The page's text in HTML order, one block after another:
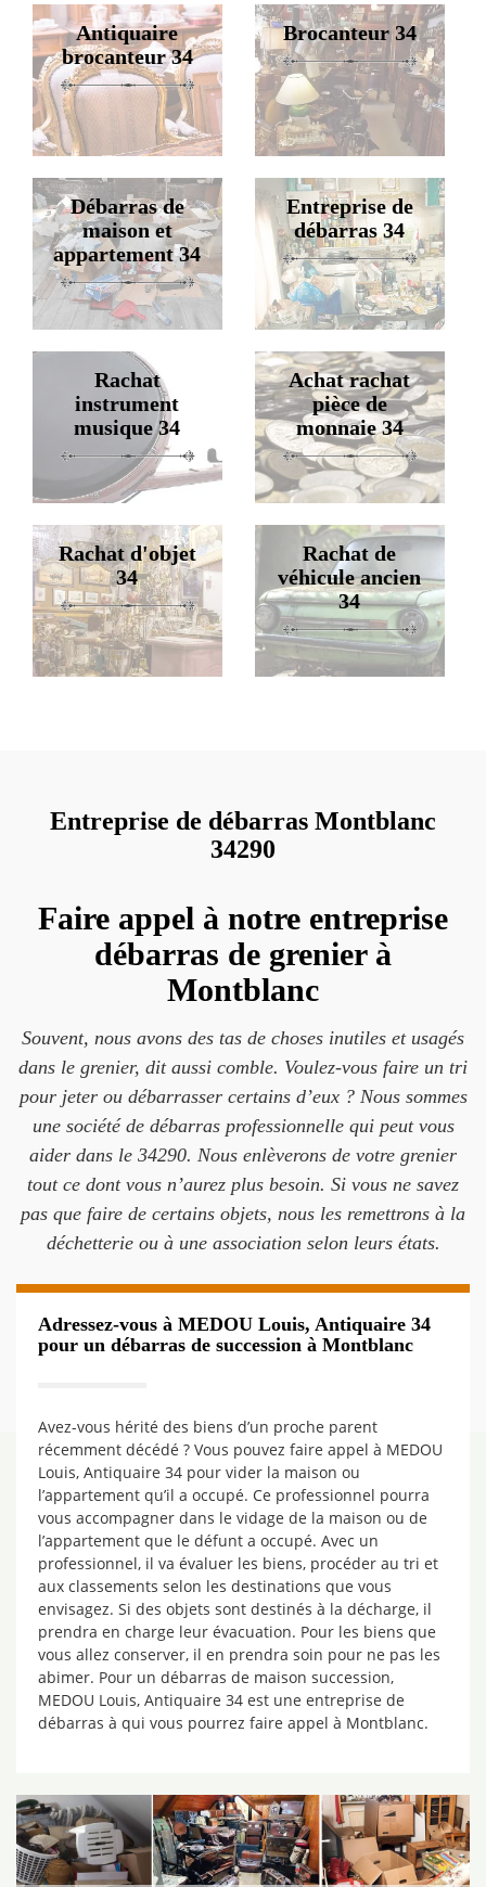
Antiquaire
brocanteur 34
Brocanteur 34
Débarras de
maison et
appartement 34
Entreprise de
débarras 34
Rachat
instrument
musique 34
Achat rachat
pièce de
monnaie 34
Rachat d'objet
34
Rachat de
véhicule ancien
34
Entreprise de débarras Montblanc
34290
Faire appel à notre entreprise
débarras de grenier à
Montblanc
Souvent, nous avons des tas de choses inutiles et usagés
dans le grenier, dit aussi comble. Voulez-vous faire un tri
pour jeter ou débarrasser certains d’eux ? Nous sommes
une société de débarras professionnelle qui peut vous
aider dans le 34290. Nous enlèverons de votre grenier
tout ce dont vous n’aurez plus besoin. Si vous ne savez
pas que faire de certains objets, nous les remettrons à la
déchetterie ou à une association selon leurs états.
Adressez-vous à MEDOU Louis, Antiquaire 34
pour un débarras de succession à Montblanc
Avez-vous hérité des biens d’un proche parent
récemment décédé ? Vous pouvez faire appel à MEDOU
Louis, Antiquaire 34 pour vider la maison ou
l’appartement qu’il a occupé. Ce professionnel pourra
vous accompagner dans le vidage de la maison ou de
l’appartement que le défunt a occupé. Avec un
professionnel, il va évaluer les biens, procéder au tri et
aux classements selon les destinations que vous
envisagez. Si des objets sont destinés à la décharge, il
prendra en charge leur évacuation. Pour les biens que
vous allez conserver, il en prendra soin pour ne pas les
abimer. Pour un débarras de maison succession,
MEDOU Louis, Antiquaire 34 est une entreprise de
débarras à qui vous pourrez faire appel à Montblanc.